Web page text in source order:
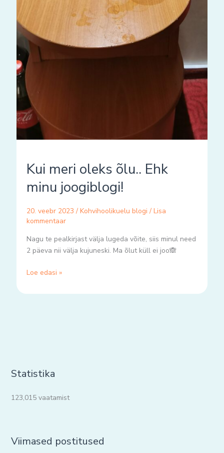
Kui meri oleks õlu.. Ehk
minu joogiblogi!
20. veebr 2023 / Kohvihoolikuelu blogi / Lisa
kommentaar
Nagu te pealkirjast välja lugeda võite, siis minul need
2 päeva nii välja kujuneski. Ma õlut küll ei joo🙈
Loe edasi »
Statistika
123,015 vaatamist
Viimased postitused